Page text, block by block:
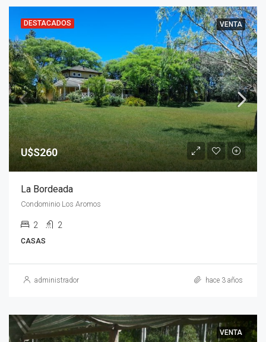
DESTACADOS VENTA
U$S260
La Bordeada
Condominio Los Aromos
2 2
CASAS
administrador hace 3 años
VENTA